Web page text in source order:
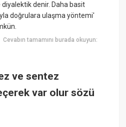
denir. Daha basit
doğrulara ulaşma yöntemi'
Cevabın tamamını burada okuyun:
ve sentez
var olur sözü